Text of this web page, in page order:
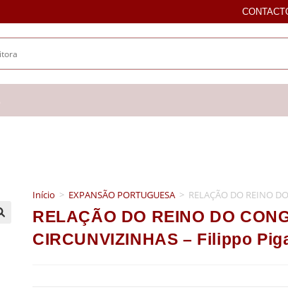
Início > EXPANSÃO PORTUGUESA > RELAÇÃO DO REINO
RELAÇÃO DO REINO DO
CIRCUNVIZINHAS – Filippo